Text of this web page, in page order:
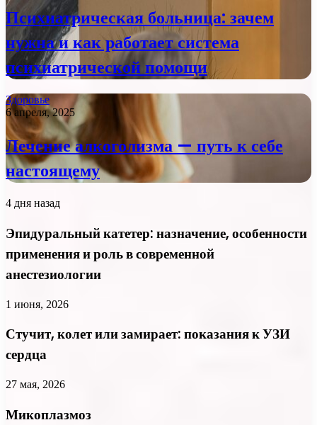
Психиатрическая больница: зачем
нужна и как работает система
психиатрической помощи
Здоровье
6 апреля, 2025
Лечение алкоголизма — путь к себе
настоящему
4 дня назад
Эпидуральный катетер: назначение, особенности
применения и роль в современной
анестезиологии
1 июня, 2026
Стучит, колет или замирает: показания к УЗИ
сердца
27 мая, 2026
Микоплазмоз